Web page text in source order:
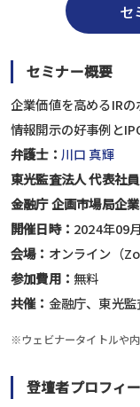
セ
セミナー概要
企業価値を高めるIRの
情報開示の好事例と
弁護士： 川口 真輝
東光監査法人 代表社員
金融庁 企画市場局企
開催日時： 2024年09
会場： オンライン（
参加費用： 無料
共催： 金融庁、東光監
※ウェビナータイトルや内
登壇者プロフィ